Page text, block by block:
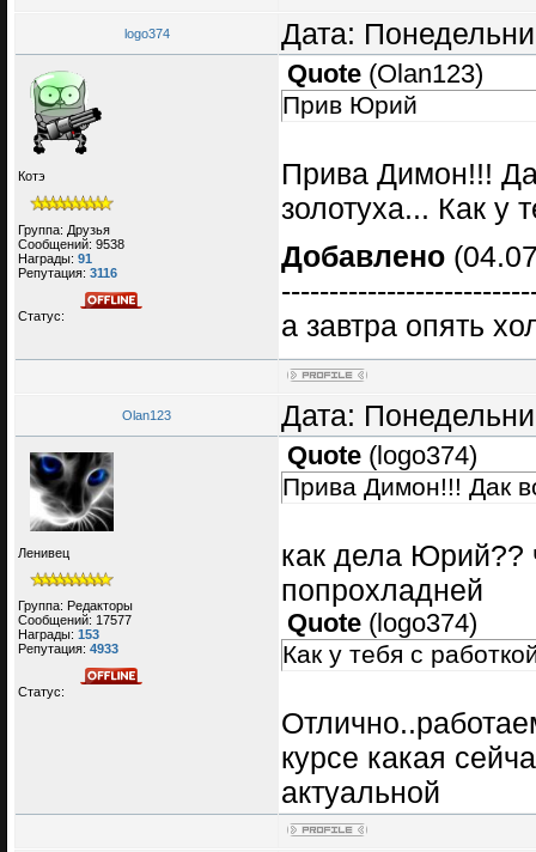
logo374 Дата:
Котэ
Группа: Друзья
Сообщений: 9538
Награды: 91
Репутация: 3116
Статус:
Quote (Olan123)
Прив Юрий
Прива Димон!!!
золотуха... Как у
Добавлено
а завтра опять
Olan123 Дата:
Ленивец
Группа: Редакторы
Сообщений: 17577
Награды: 153
Репутация: 4933
Статус:
Quote ( logo374)
Прива Димон!!! Дак
как дела Юрий??
попрохладней
Quote ( logo374)
Как у тебя с
курсе какая
актуальной